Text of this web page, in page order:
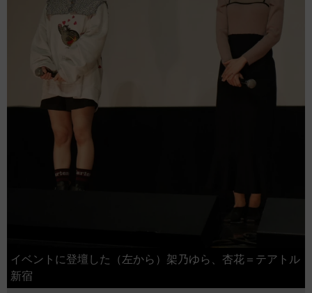
イベントに登壇した（左から）架乃ゆら、杏花＝テアトル
新宿